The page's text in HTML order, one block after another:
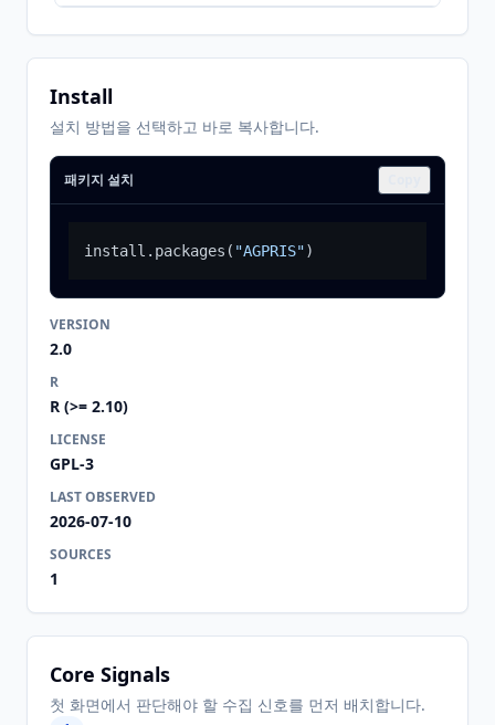
Install
설치 방법을 선택하고 바로 복사합니다.
패키지 설치
install.packages ( "AGPRIS")
VERSION
2.0
R
R (>= 2.10)
LICENSE
GPL-3
LAST OBSERVED
2026-07-10
SOURCES
1
Core Signals
첫 화면에서 판단해야 할 수집 신호를 먼저 배치합니다.